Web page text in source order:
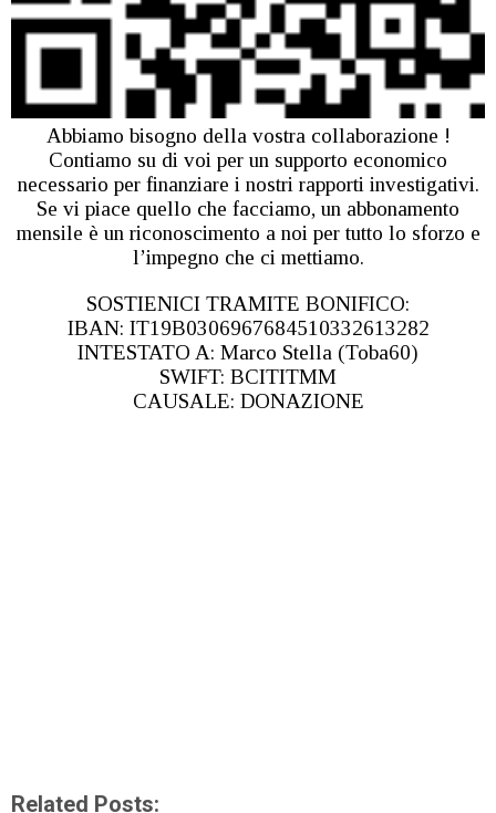
Abbiamo bisogno della vostra collaborazione !
Contiamo su di voi per un supporto economico
necessario per finanziare i nostri rapporti investigativi.
Se vi piace quello che facciamo, un abbonamento
mensile è un riconoscimento a noi per tutto lo sforzo e
l’impegno che ci mettiamo.
SOSTIENICI TRAMITE BONIFICO:
IBAN: IT19B0306967684510332613282
INTESTATO A: Marco Stella (Toba60)
SWIFT: BCITITMM
CAUSALE: DONAZIONE
Related Posts: